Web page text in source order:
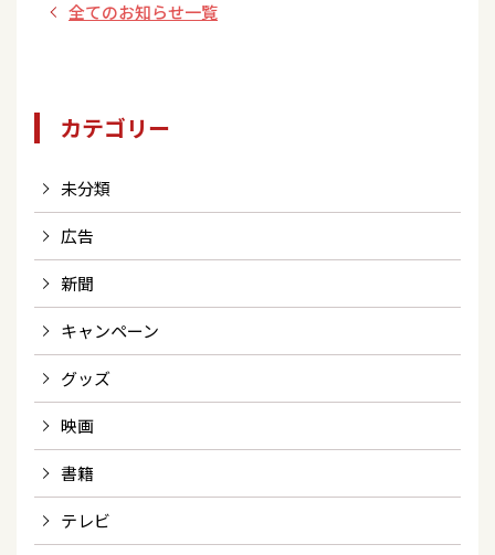
全てのお知らせ一覧
カテゴリー
未分類
広告
新聞
キャンペーン
グッズ
映画
書籍
テレビ